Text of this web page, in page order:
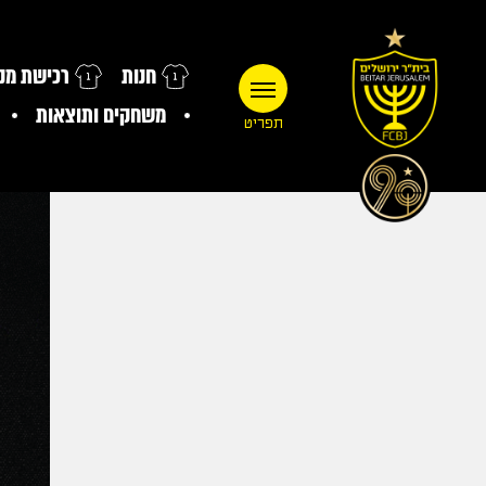
תפריט
חנות
רכישת
משחקים ותוצאות